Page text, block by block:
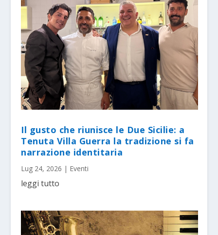
Il gusto che riunisce le Due Sicilie: a
Tenuta Villa Guerra la tradizione si fa
narrazione identitaria
Lug 24, 2026 | Eventi
leggi tutto